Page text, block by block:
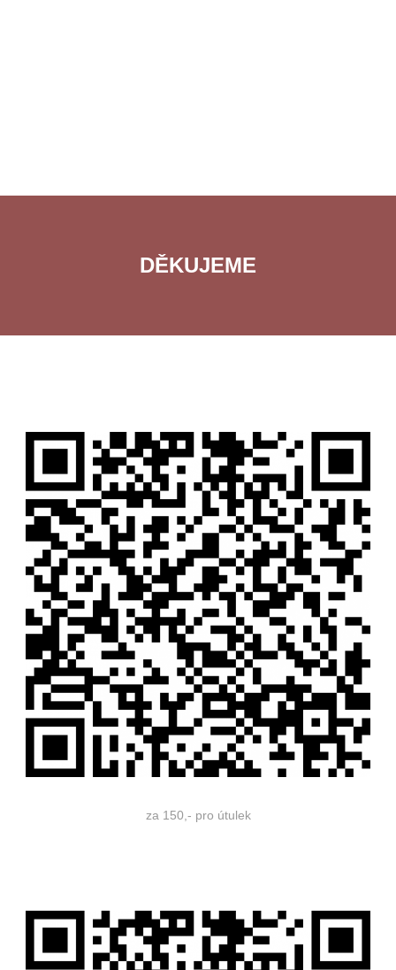
DĚKUJEME
za 150,- pro útulek